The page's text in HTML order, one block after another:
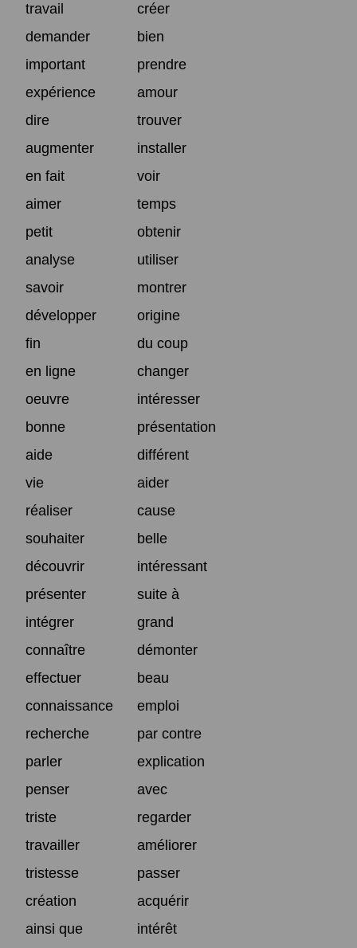
travail
créer
demander
bien
important
prendre
expérience
amour
dire
trouver
augmenter
installer
en fait
voir
aimer
temps
petit
obtenir
analyse
utiliser
savoir
montrer
développer
origine
fin
du coup
en ligne
changer
oeuvre
intéresser
bonne
présentation
aide
différent
vie
aider
réaliser
cause
souhaiter
belle
découvrir
intéressant
présenter
suite à
intégrer
grand
connaître
démonter
effectuer
beau
connaissance
emploi
recherche
par contre
parler
explication
penser
avec
triste
regarder
travailler
améliorer
tristesse
passer
création
acquérir
ainsi que
intérêt